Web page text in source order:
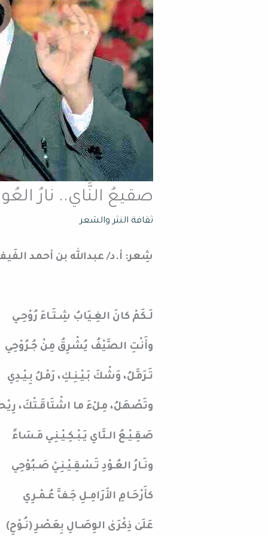
صقيعُ النَّاي.. نارُ
ثقافة النثر والشعر
شِعر: أ.د/ عبدالله بن أحمد
لَـكَمْ كانَ الغِـيَابُ شِـتَـاءَ رُوْحِـي
وأَنْتِ الصَّيْفُ يُشْرِقُ مِنْ جُـرُوْحِي
تَـرَمَّلُ، وَشْكَ بَـيْـنِـكِ، رَمْلُ بِـيْـدِي
وتَصْهَلُ، مِلْءَ ما اشْتَاقَـتْكَ،
صَقِـيْـعُ الـنَّاي يَـبْـكِـيْـنِـي مَـسَاءً
ونَـارُ العُـوْدِ تَـسْقِـيْـنِـيْ صَـبُوْحِي
كأَرْحَـامِ الأَرَامِـلِ جَـفَّ عُـمْـرِي
عَلَىٰ ذِكْرَىٰ الوِصَـالِ بِعَصْرِ (نُـوْحِ)